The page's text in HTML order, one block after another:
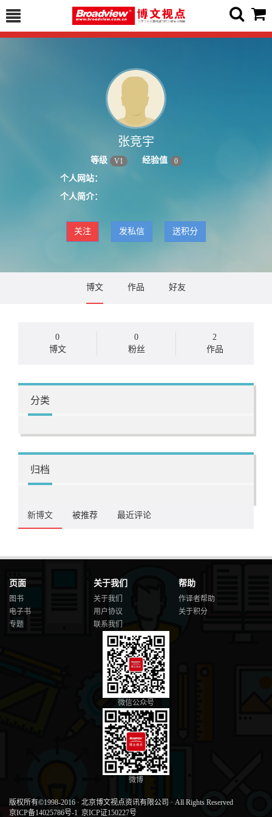
张竞宇
等级 V1 经验值 0
个人网站：
个人简介：
关注 发私信 送积分
博文 作品 好友
0
博文
0
粉丝
2
作品
分类
归档
新博文 被推荐 最近评论
页面
图书
电子书
专题
关于我们
关于我们
用户协议
联系我们
帮助
作译者帮助
关于积分
微信公众号
微博
版权所有©1998-2016 · 北京博文视点资讯有限公司 · All Rights Reserved
京ICP备14025786号-1 京ICP证150227号